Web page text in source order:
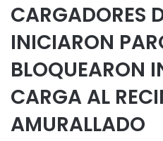
CARGADORES
INICIARON
BLOQUEARON
CARGA AL
AMURALLADO